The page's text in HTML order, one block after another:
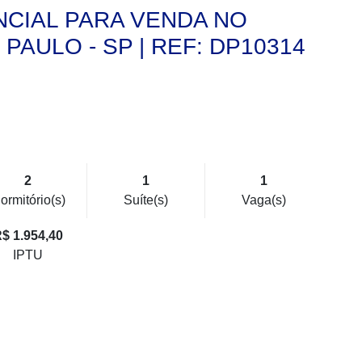
PARA VENDA NO
- SP | REF: DP10314
2
1
Suíte(s)
1
Vaga(s)
1.954,40
IPTU